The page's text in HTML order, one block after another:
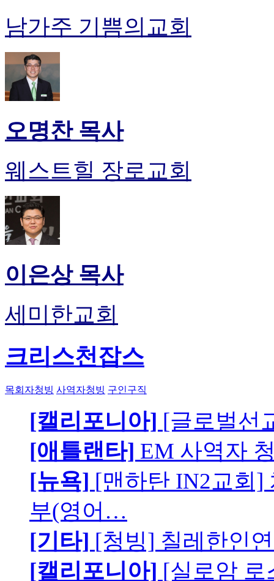
남가주 기쁨의교회
오명찬 목사
웨스트힐 장로교회
이은상 목사
세미한교회
크리스천잡스
목회자청빙 사역자청빙 구인구직
[캘리포니아] [글로벌선
[애틀랜타] EM 사역자
[뉴욕] [맨하탄 IN2교회]
부(영어…
[기타] [청빙] 칠레한인
[캘리포니아] [실로암 로